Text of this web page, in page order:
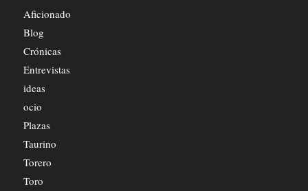
Aficionado
Blog
Crónicas
Entrevistas
ideas
ocio
Plazas
Taurino
Torero
Toro